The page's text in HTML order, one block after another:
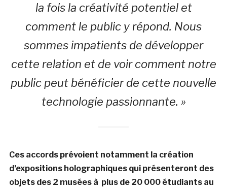
la fois la créativité potentiel et
comment le public y répond. Nous
sommes impatients de développer
cette relation et de voir comment notre
public peut bénéficier de cette nouvelle
technologie passionnante. »
Ces accords prévoient notamment la création
d’expositions holographiques qui présenteront des
objets des 2 musées à plus de 20 000 étudiants au